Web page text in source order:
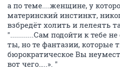
а по теме....женщине, у
материнский инстинкт,
взбредёт холить и лелеять
"............Сам подойти к тебе
ты, но те фантазии, которые
бюрократическое Вы
вот чего…..». "